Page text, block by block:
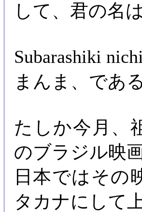
して、君の名は
Subarashiki
まんま、である
たしか今月、
のブラジル映
日本ではその
タカナにして